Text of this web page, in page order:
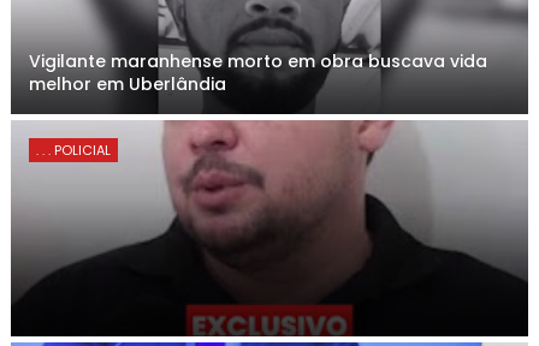
Vigilante maranhense morto em obra buscava vida
melhor em Uberlândia
. . . POLICIAL